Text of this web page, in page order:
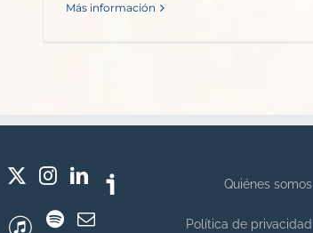
Más información
Quiénes somos
Política de privacidad